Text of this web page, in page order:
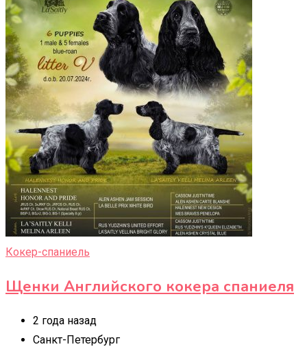
Кокер-спаниель
Щенки Английского кокера спаниеля
2 года назад
Санкт-Петербург